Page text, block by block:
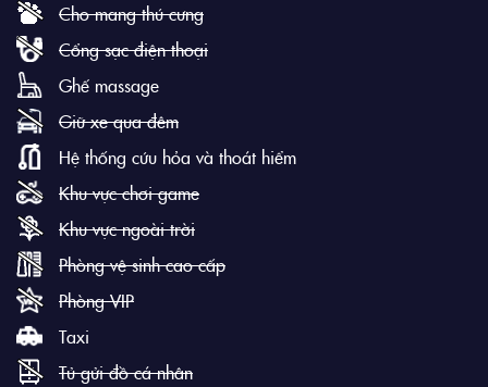
Cho mang thú cưng
Cổng sạc điện thoại
Ghế massage
Giữ xe qua đêm
Hệ thống cứu hỏa và thoát hiểm
Khu vực chơi game
Khu vực ngoài trời
Phòng vệ sinh cao cấp
Phòng VIP
Taxi
Tủ gửi đồ cá nhân